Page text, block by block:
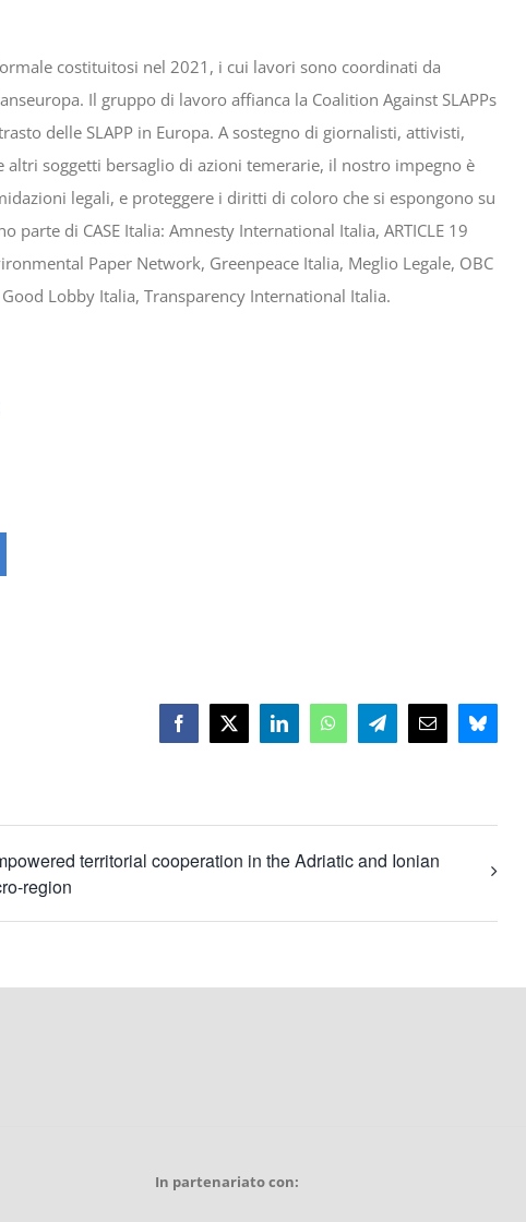
costituitosi nel 2021, i cui lavori sono coordinati da
Il gruppo di lavoro affianca la Coalition Against SLAPPs
delle SLAPP in Europa. A sostegno di giornalisti, attivisti,
soggetti bersaglio di azioni temerarie, il nostro impegno è
legali, e proteggere i diritti di coloro che si espongono su
parte di CASE Italia: Amnesty International Italia, ARTICLE 19
Paper Network, Greenpeace Italia, Meglio Legale, OBC
Lobby Italia, Transparency International Italia.
Facebook
X LinkedInWhatsAppTelegramEmail Bluesky
territorial cooperation in the Adriatic and Ionian
region
In partenariato con: